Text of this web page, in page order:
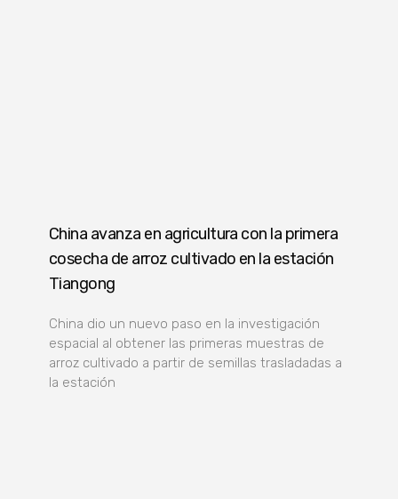
China avanza en agricultura con la primera
cosecha de arroz cultivado en la estación
Tiangong
China dio un nuevo paso en la investigación
espacial al obtener las primeras muestras de
arroz cultivado a partir de semillas trasladadas a
la estación